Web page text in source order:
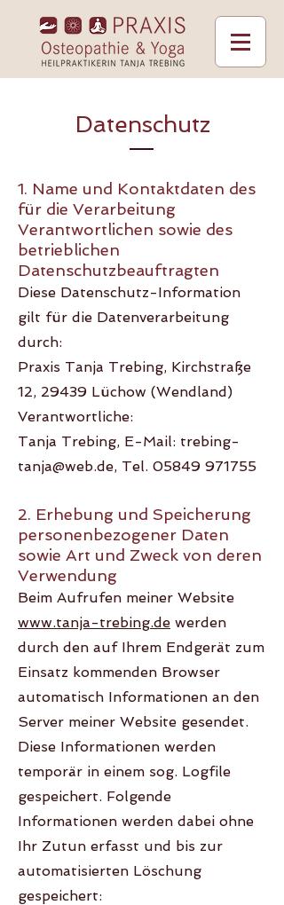
Datenschutz
1. Name und Kontaktdaten des
für die Verarbeitung
Verantwortlichen sowie des
betrieblichen
Datenschutzbeauftragten
Diese Datenschutz-Information
gilt für die Datenverarbeitung
durch:
Praxis Tanja Trebing, Kirchstraße
12, 29439 Lüchow (Wendland)
Verantwortliche:
Tanja Trebing, E-Mail: trebing-
tanja@web.de, Tel. 05849 971755
2. Erhebung und Speicherung
personenbezogener Daten
sowie Art und Zweck von deren
Verwendung
Beim Aufrufen meiner Website
www.tanja-trebing.de werden
durch den auf Ihrem Endgerät zum
Einsatz kommenden Browser
automatisch Informationen an den
Server meiner Website gesendet.
Diese Informationen werden
temporär in einem sog. Logfile
gespeichert. Folgende
Informationen werden dabei ohne
Ihr Zutun erfasst und bis zur
automatisierten Löschung
gespeichert: